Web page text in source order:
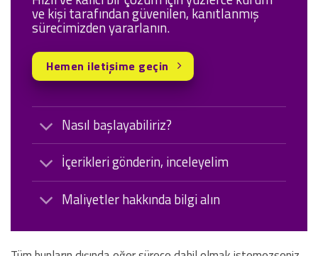
Nasıl başlayabiliriz?
İçerikleri gönderin, inceleyelim
Maliyetler hakkında bilgi alın
ve kişi tarafından güvenilen, kanıtlanmış
sürecimizden yararlanın.
Hemen iletişime geçin